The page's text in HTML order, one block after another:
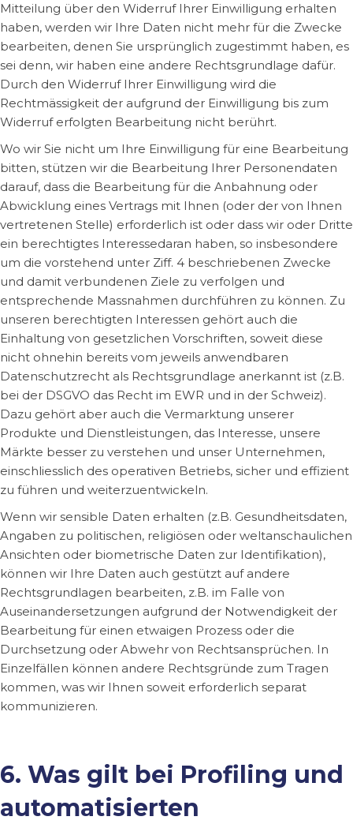
Mitteilung über den Widerruf Ihrer Einwilligung erhalten
haben, werden wir Ihre Daten nicht mehr für die Zwecke
bearbeiten, denen Sie ursprünglich zugestimmt haben, es
sei denn, wir haben eine andere Rechtsgrundlage dafür.
Durch den Widerruf Ihrer Einwilligung wird die
Rechtmässigkeit der aufgrund der Einwilligung bis zum
Widerruf erfolgten Bearbeitung nicht berührt.
Wo wir Sie nicht um Ihre Einwilligung für eine Bearbeitung
bitten, stützen wir die Bearbeitung Ihrer Personendaten
darauf, dass die Bearbeitung für die Anbahnung oder
Abwicklung eines Vertrags mit Ihnen (oder der von Ihnen
vertretenen Stelle) erforderlich ist oder dass wir oder Dritte
ein berechtigtes Interessedaran haben, so insbesondere
um die vorstehend unter Ziff. 4 beschriebenen Zwecke
und damit verbundenen Ziele zu verfolgen und
entsprechende Massnahmen durchführen zu können. Zu
unseren berechtigten Interessen gehört auch die
Einhaltung von gesetzlichen Vorschriften, soweit diese
nicht ohnehin bereits vom jeweils anwendbaren
Datenschutzrecht als Rechtsgrundlage anerkannt ist (z.B.
bei der DSGVO das Recht im EWR und in der Schweiz).
Dazu gehört aber auch die Vermarktung unserer
Produkte und Dienstleistungen, das Interesse, unsere
Märkte besser zu verstehen und unser Unternehmen,
einschliesslich des operativen Betriebs, sicher und effizient
zu führen und weiterzuentwickeln.
Wenn wir sensible Daten erhalten (z.B. Gesundheitsdaten,
Angaben zu politischen, religiösen oder weltanschaulichen
Ansichten oder biometrische Daten zur Identifikation),
können wir Ihre Daten auch gestützt auf andere
Rechtsgrundlagen bearbeiten, z.B. im Falle von
Auseinandersetzungen aufgrund der Notwendigkeit der
Bearbeitung für einen etwaigen Prozess oder die
Durchsetzung oder Abwehr von Rechtsansprüchen. In
Einzelfällen können andere Rechtsgründe zum Tragen
kommen, was wir Ihnen soweit erforderlich separat
kommunizieren.
6. Was gilt bei Profiling und
automatisierten